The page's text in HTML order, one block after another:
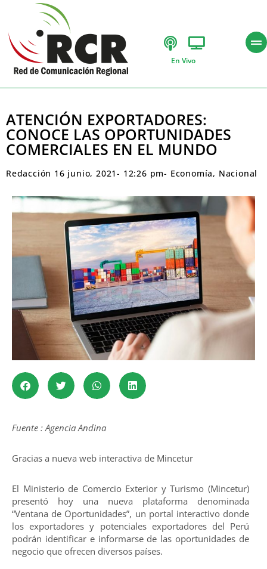
En Vivo
ATENCIÓN EXPORTADORES:
CONOCE LAS OPORTUNIDADES
COMERCIALES EN EL MUNDO
Redacción 16 junio, 2021- 12:26 pm- Economía, Nacional
Fuente : Agencia Andina
Gracias a nueva web interactiva de Mincetur
El Ministerio de Comercio Exterior y Turismo (Mincetur)
presentó hoy una nueva plataforma denominada
“Ventana de Oportunidades”, un portal interactivo donde
los exportadores y potenciales exportadores del Perú
podrán identificar e informarse de las oportunidades de
negocio que ofrecen diversos países.